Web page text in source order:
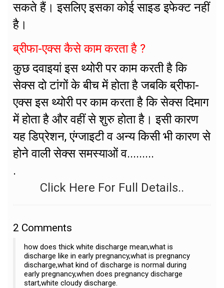
सकते हैं। इसलिए इसका कोई साइड इफेक्ट नहीं
है।
ब्रीफा-एक्स कैसे काम करता है ?
कुछ दवाइयां इस थ्योरी पर काम करती है कि
सेक्स दो टांगों के बीच में होता है जबकि ब्रीफा-
एक्स इस थ्योरी पर काम करता है कि सेक्स दिमाग
में होता है और वहीं से शुरु होता है। इसी कारण
यह डिप्रेशन, एंग्जाइटी व अन्य किसी भी कारण से
होने वाली सेक्स समस्याओं व.........
.
Click Here For Full Details..
2 Comments
how does thick white discharge mean,what is
discharge like in early pregnancy,what is pregnancy
discharge,what kind of discharge is normal during
early pregnancy,when does pregnancy discharge
start,white cloudy discharge.